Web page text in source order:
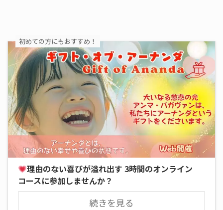
初めての方にもおすすめ！
理由のない喜びが溢れ出す 3時間のオンライン
コースに参加しませんか？
続きを見る